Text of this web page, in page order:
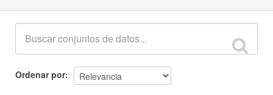
Ordenar por